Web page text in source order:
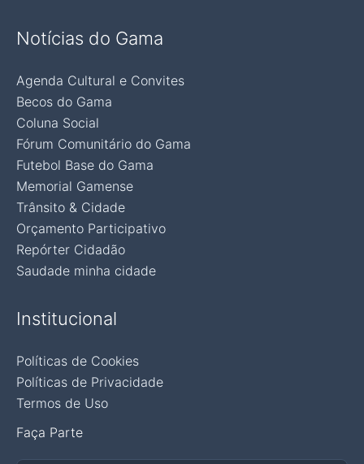
Notícias do Gama
Agenda Cultural e Convites
Becos do Gama
Coluna Social
Fórum Comunitário do Gama
Futebol Base do Gama
Memorial Gamense
Trânsito & Cidade
Orçamento Participativo
Repórter Cidadão
Saudade minha cidade
Institucional
Políticas de Cookies
Políticas de Privacidade
Termos de Uso
Faça Parte